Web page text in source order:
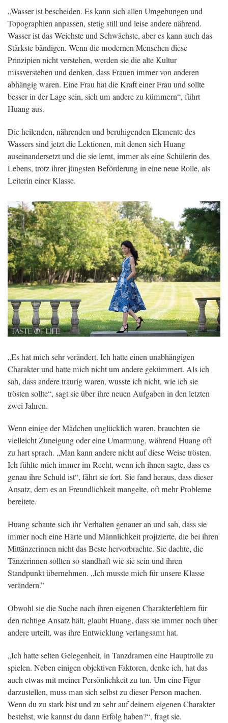
„Wasser ist bescheiden. Es kann sich allen Umgebungen und
Topographien anpassen, stetig still und leise andere nährend.
Wasser ist das Weichste und Schwächste, aber es kann auch das
Stärkste bändigen. Wenn die modernen Menschen diese
Prinzipien nicht verstehen, werden sie die alte Kultur
missverstehen und denken, dass Frauen immer von anderen
abhängig waren. Eine Frau hat die Kraft einer Frau und sollte
besser in der Lage sein, sich um andere zu kümmern“, führt
Huang aus.
Die heilenden, nährenden und beruhigenden Elemente des
Wassers sind jetzt die Lektionen, mit denen sich Huang
auseinandersetzt und die sie lernt, immer als eine Schülerin des
Lebens, trotz ihrer jüngsten Beförderung in eine neue Rolle, als
Leiterin einer Klasse.
„Es hat mich sehr verändert. Ich hatte einen unabhängigen
Charakter und hatte mich nicht um andere gekümmert. Als ich
sah, dass andere traurig waren, wusste ich nicht, wie ich sie
trösten sollte“, sagt sie über ihre neuen Aufgaben in den letzten
zwei Jahren.
Wenn einige der Mädchen unglücklich waren, brauchten sie
vielleicht Zuneigung oder eine Umarmung, während Huang oft
zu hart sprach. „Man kann andere nicht auf diese Weise trösten.
Ich fühlte mich immer im Recht, wenn ich ihnen sagte, dass es
genau ihre Schuld ist“, fährt sie fort. Sie fand heraus, dass dieser
Ansatz, dem es an Freundlichkeit mangelte, oft mehr Probleme
bereitete.
Huang schaute sich ihr Verhalten genauer an und sah, dass sie
immer noch eine Härte und Männlichkeit projizierte, die bei ihren
Mittänzerinnen nicht das Beste hervorbrachte. Sie dachte, die
Tänzerinnen sollten so standhaft wie sie sein und ihren
Standpunkt übernehmen. „Ich musste mich für unsere Klasse
verändern.”
Obwohl sie die Suche nach ihren eigenen Charakterfehlern für
den richtige Ansatz hält, glaubt Huang, dass sie immer noch über
andere urteilt, was ihre Entwicklung verlangsamt hat.
„Ich hatte selten Gelegenheit, in Tanzdramen eine Hauptrolle zu
spielen. Neben einigen objektiven Faktoren, denke ich, hat das
auch etwas mit meiner Persönlichkeit zu tun. Um eine Figur
darzustellen, muss man sich selbst zu dieser Person machen.
Wenn du zu stark bist und zu sehr auf deinem eigenen Charakter
bestehst, wie kannst du dann Erfolg haben?“, fragt sie.